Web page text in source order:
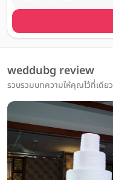
weddubg review
รวบรวมบทความให้คุณไว้ที่เดียว